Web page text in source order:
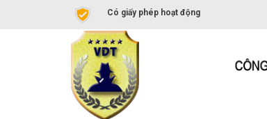
Có giấy phép hoạt động